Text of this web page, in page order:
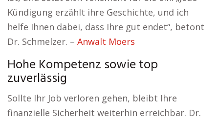
Kündigung erzählt ihre Geschichte, und ich
helfe Ihnen dabei, dass Ihre gut endet“, betont
Dr. Schmelzer. – Anwalt Moers
Hohe Kompetenz sowie top
zuverlässig
Sollte Ihr Job verloren gehen, bleibt Ihre
finanzielle Sicherheit weiterhin erreichbar. Dr.